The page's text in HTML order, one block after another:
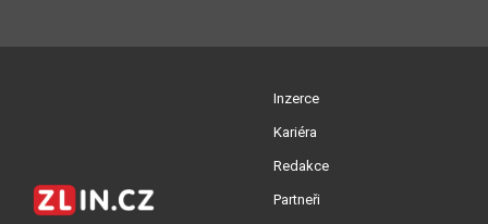
Inzerce
Kariéra
Redakce
Partneři